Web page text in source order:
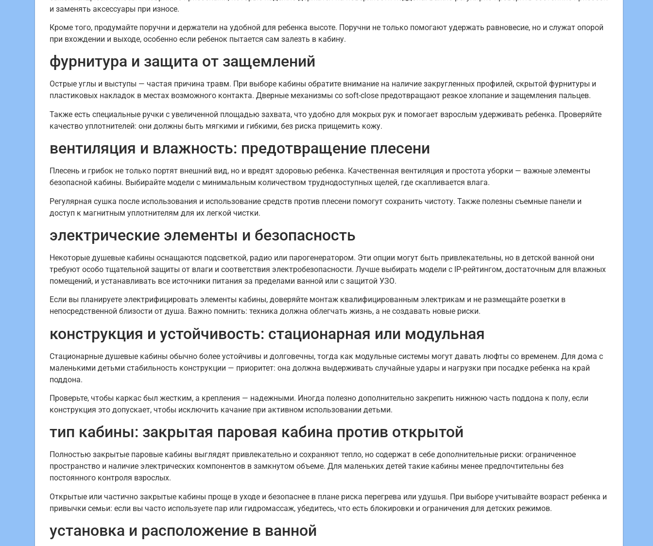
и заменять аксессуары при износе.
Кроме того, продумайте поручни и держатели на удобной для ребенка высоте. Поручни не только помогают удержать равновесие, но и служат опорой
при вхождении и выходе, особенно если ребенок пытается сам залезть в кабину.
фурнитура и защита от защемлений
Острые углы и выступы — частая причина травм. При выборе кабины обратите внимание на наличие закругленных профилей, скрытой фурнитуры и
пластиковых накладок в местах возможного контакта. Дверные механизмы со soft-close предотвращают резкое хлопание и защемления пальцев.
Также есть специальные ручки с увеличенной площадью захвата, что удобно для мокрых рук и помогает взрослым удерживать ребенка. Проверяйте
качество уплотнителей: они должны быть мягкими и гибкими, без риска прищемить кожу.
вентиляция и влажность: предотвращение плесени
Плесень и грибок не только портят внешний вид, но и вредят здоровью ребенка. Качественная вентиляция и простота уборки — важные элементы
безопасной кабины. Выбирайте модели с минимальным количеством труднодоступных щелей, где скапливается влага.
Регулярная сушка после использования и использование средств против плесени помогут сохранить чистоту. Также полезны съемные панели и
доступ к магнитным уплотнителям для их легкой чистки.
электрические элементы и безопасность
Некоторые душевые кабины оснащаются подсветкой, радио или парогенератором. Эти опции могут быть привлекательны, но в детской ванной они
требуют особо тщательной защиты от влаги и соответствия электробезопасности. Лучше выбирать модели с IP-рейтингом, достаточным для влажных
помещений, и устанавливать все источники питания за пределами ванной или с защитой УЗО.
Если вы планируете электрифицировать элементы кабины, доверяйте монтаж квалифицированным электрикам и не размещайте розетки в
непосредственной близости от душа. Важно помнить: техника должна облегчать жизнь, а не создавать новые риски.
конструкция и устойчивость: стационарная или модульная
Стационарные душевые кабины обычно более устойчивы и долговечны, тогда как модульные системы могут давать люфты со временем. Для дома с
маленькими детьми стабильность конструкции — приоритет: она должна выдерживать случайные удары и нагрузки при посадке ребенка на край
поддона.
Проверьте, чтобы каркас был жестким, а крепления — надежными. Иногда полезно дополнительно закрепить нижнюю часть поддона к полу, если
конструкция это допускает, чтобы исключить качание при активном использовании детьми.
тип кабины: закрытая паровая кабина против открытой
Полностью закрытые паровые кабины выглядят привлекательно и сохраняют тепло, но содержат в себе дополнительные риски: ограниченное
пространство и наличие электрических компонентов в замкнутом объеме. Для маленьких детей такие кабины менее предпочтительны без
постоянного контроля взрослых.
Открытые или частично закрытые кабины проще в уходе и безопаснее в плане риска перегрева или удушья. При выборе учитывайте возраст ребенка и
привычки семьи: если вы часто используете пар или гидромассаж, убедитесь, что есть блокировки и ограничения для детских режимов.
установка и расположение в ванной